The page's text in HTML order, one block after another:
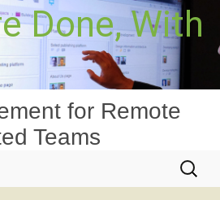
Done, With
for Remote
Teams
για: